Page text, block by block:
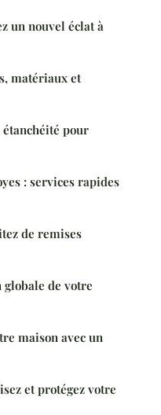
un nouvel éclat à
matériaux et
pour
: services rapides
de remises
de votre
maison avec un
et protégez votre